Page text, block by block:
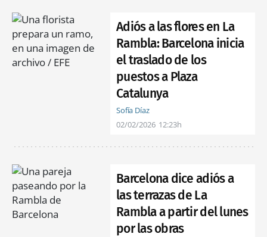
Adiós a las flores en La
Rambla: Barcelona inicia
el traslado de los
puestos a Plaza
Catalunya
Sofía Díaz
02/02/2026 12:23h
Barcelona dice adiós a
las terrazas de La
Rambla a partir del lunes
por las obras